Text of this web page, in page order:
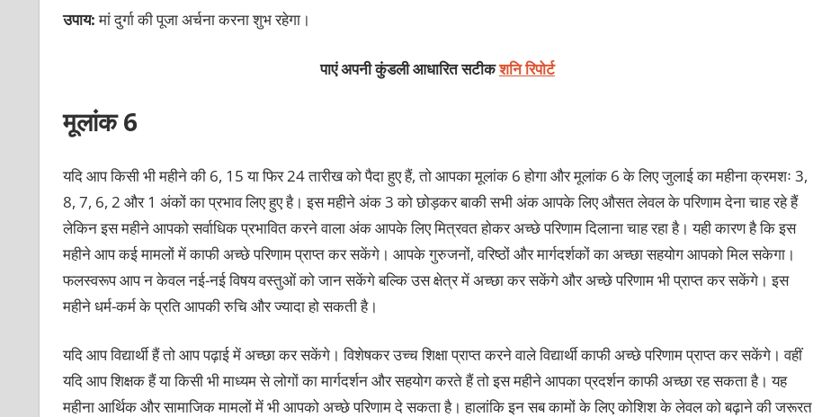
उपाय:मां दुर्गा की पूजा अर्चना करना शुभ रहेगा।
पाएं अपनी कुंडली आधारित सटीकशनि रिपोर्ट
मूलांक 6
यदि आप किसी भी महीने की 6, 15 या फिर 24 तारीख को पैदा हुए हैं, तो आपका मूलांक 6 होगा और मूलांक 6 के लिए जुलाई का महीना क्रमशः 3,
8, 7, 6, 2 और 1 अंकों का प्रभाव लिए हुए है। इस महीने अंक 3 को छोड़कर बाकी सभी अंक आपके लिए औसत लेवल के परिणाम देना चाह रहे हैं
लेकिन इस महीने आपको सर्वाधिक प्रभावित करने वाला अंक आपके लिए मित्रवत होकर अच्छे परिणाम दिलाना चाह रहा है। यही कारण है कि इस
महीने आप कई मामलों में काफी अच्छे परिणाम प्राप्त कर सकेंगे। आपके गुरुजनों, वरिष्ठों और मार्गदर्शकों का अच्छा सहयोग आपको मिल सकेगा।
फलस्वरूप आप न केवल नई-नई विषय वस्तुओं को जान सकेंगे बल्कि उस क्षेत्र में अच्छा कर सकेंगे और अच्छे परिणाम भी प्राप्त कर सकेंगे। इस
महीने धर्म-कर्म के प्रति आपकी रुचि और ज्यादा हो सकती है।
यदि आप विद्यार्थी हैं तो आप पढ़ाई में अच्छा कर सकेंगे। विशेषकर उच्च शिक्षा प्राप्त करने वाले विद्यार्थी काफी अच्छे परिणाम प्राप्त कर सकेंगे। वहीं
यदि आप शिक्षक हैं या किसी भी माध्यम से लोगों का मार्गदर्शन और सहयोग करते हैं तो इस महीने आपका प्रदर्शन काफी अच्छा रह सकता है। यह
महीना आर्थिक और सामाजिक मामलों में भी आपको अच्छे परिणाम दे सकता है। हालांकि इन सब कामों के लिए कोशिश के लेवल को बढ़ाने की जरूरत